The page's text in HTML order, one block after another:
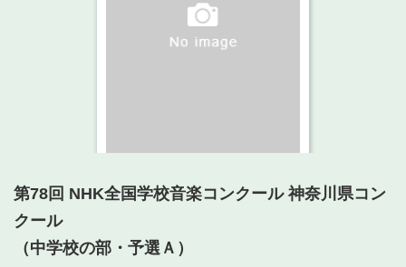
・ フロアマップ
・ 交通案内
・ よくある質問
・ 空き状況
・ 抽選対象日
・ 音楽堂のご案内
神奈川県立音楽堂
第78回 NHK全国学校音楽コンクール 神奈川県コン
クール
（中学校の部・予選Ａ）